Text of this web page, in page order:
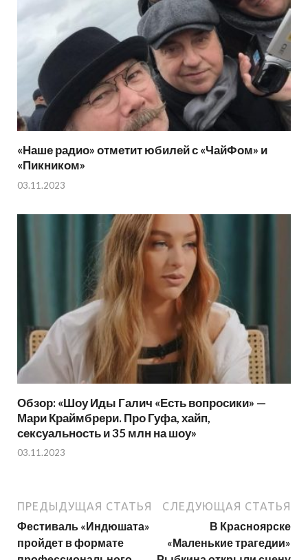
«Наше радио» отметит юбилей с «ЧайФом» и
«Пикником»
03.11.2023
Обзор: «Шоу Иды Галич «Есть вопросики» —
Мари Краймбрери. Про Гуфа, хайп,
сексуальность и 35 млн на шоу»
03.11.2023
ПРЕДЫДУЩАЯ СТАТЬЯ
Фестиваль «Индюшата»
пройдет в формате
СЛЕДУЮЩАЯ СТАТЬЯ
В Красноярске
«Маленькие трагедии»